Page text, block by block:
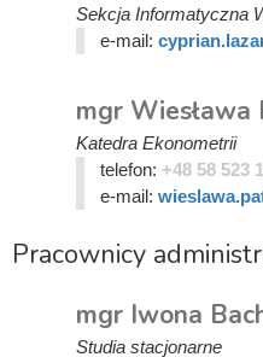
Sekcja Informatyczna
e-mail:
mgr Wiesława
Katedra Ekonometrii
telefon: +48 58 523
e-mail:
Pracownicy
mgr Iwona
Studia stacjonarne